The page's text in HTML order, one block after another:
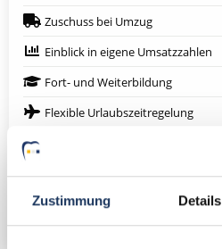
Zustimmung Details
Zuschuss bei Umzug
Einblick in eigene Umsatzzahlen
Fort- und Weiterbildung
Flexible Urlaubszeitregelung
Eigenes Praxislabor
Weitere attraktive Merkmale